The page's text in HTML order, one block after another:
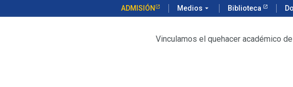
ADMISIÓN Medios arrow_drop_down Biblioteca
Vinculamos el quehacer académico